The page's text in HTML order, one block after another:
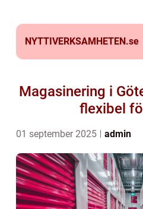
NYTTIVERKSAMHETEN.se
Magasinering i
flexibel
01 september 2025 admin